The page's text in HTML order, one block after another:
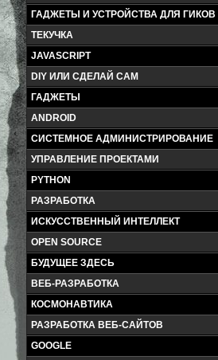
ГАДЖЕТЫ И УСТРОЙСТВА ДЛЯ ГИКОВ
ТЕКУЧКА
JAVASCRIPT
DIY ИЛИ СДЕЛАЙ САМ
ГАДЖЕТЫ
ANDROID
СИСТЕМНОЕ АДМИНИСТРИРОВАНИЕ
УПРАВЛЕНИЕ ПРОЕКТАМИ
PYTHON
РАЗРАБОТКА
ИСКУССТВЕННЫЙ ИНТЕЛЛЕКТ
OPEN SOURCE
БУДУЩЕЕ ЗДЕСЬ
ВЕБ-РАЗРАБОТКА
КОСМОНАВТИКА
РАЗРАБОТКА ВЕБ-САЙТОВ
GOOGLE